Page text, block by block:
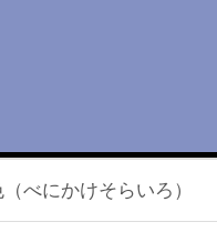
べにかけそらいろ）